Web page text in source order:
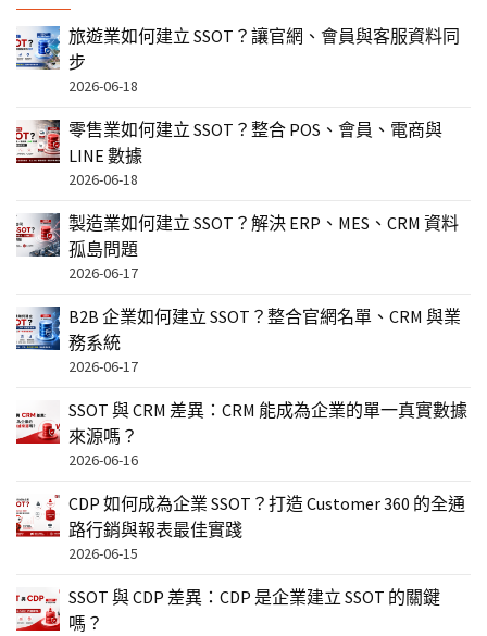
旅遊業如何建立 SSOT？讓官網、會員與客服資料同
步
2026-06-18
零售業如何建立 SSOT？整合 POS、會員、電商與
LINE 數據
2026-06-18
製造業如何建立 SSOT？解決 ERP、MES、CRM 資料
孤島問題
2026-06-17
B2B 企業如何建立 SSOT？整合官網名單、CRM 與業
務系統
2026-06-17
SSOT 與 CRM 差異：CRM 能成為企業的單一真實數據
來源嗎？
2026-06-16
CDP 如何成為企業 SSOT？打造 Customer 360 的全通
路行銷與報表最佳實踐
2026-06-15
SSOT 與 CDP 差異：CDP 是企業建立 SSOT 的關鍵
嗎？